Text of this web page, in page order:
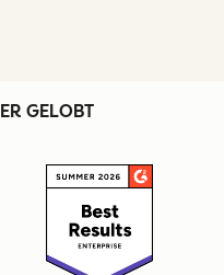
GELOBT